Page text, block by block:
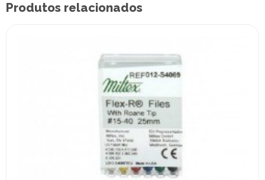
Produtos relacionados